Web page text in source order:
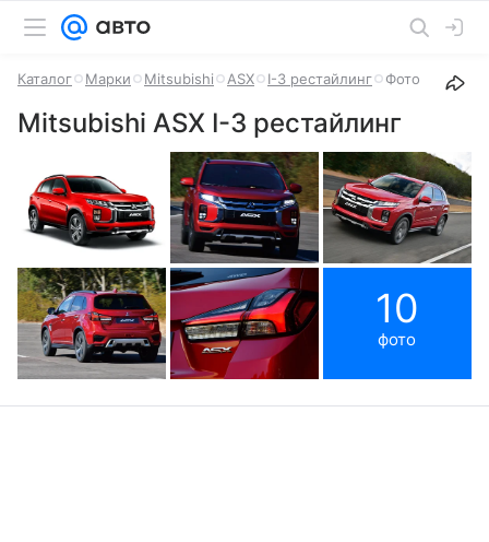
Каталог Марки Mitsubishi ASX I-3 рестайлинг Фото
Mitsubishi ASX I-3 рестайлинг
10
фото